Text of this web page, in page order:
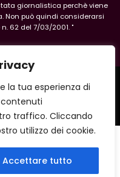
la tua esperienza di
traffico. Cliccando
utilizzo dei cookie.
Accettare tutto
giornalistica perchè viene
Non può quindi considerarsi
62 del 7/03/2001. "
By